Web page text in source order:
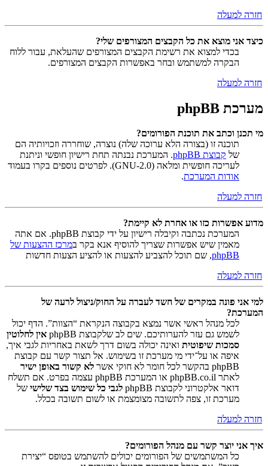
חזרה למעלה
כיצד אני מוצא את כל הקבצים המצורפים שלי?
בכדי למצוא את רשימת הקבצים המצורפים שהעלאת, עבור ללוח
הבקרה למשתמש ובחר באפשרות הקבצים המצורפים.
חזרה למעלה
מערכת phpBB
מי תכנן וכתב את תוכנת הפורומים?
תוכנה זו (בצורה הלא ערוכה שלה) נוצרה, שוחררה וזכויותיה הם
של קבוצת phpBB
. המערכת נבנתה תחת רישיון חופשי וניתנת
לעריכה חופשית ומלאה (GNU-2.0). לפרטים נוספים בקרו בעמוד
אודות המערכת.
חזרה למעלה
מדוע אפשרות כזו או אחרת לא קיימת?
המערכת נכתבה וקיבלה רישיון על ידי קבוצת phpBB. אם אתה
מאמין שיש אפשרות שצריך להוסיף אנא בקר במרכז ההצעות של
phpBB, שם תוכל להצביע להצעות או להציע הצעות חדשות
חזרה למעלה
למי אני פונה במקרים של חשד לעברה על החוק/ניצול לרעה של
המערכת?
לכל מנהל ראשי אשר נמצא בקבוצה הנקראת “הצוות”. הדף יכול
לשמש גם עזר להערותיכם. שים לב שלקבוצת phpBB
אין לחלוטין
סמכות שיפוטית ואינה יכולה בשום דרך לשאת באחריות לגבי איך,
איפה או על־ידי מי מערכת זו בשימוש. אל תצור קשר עם קבוצת
phpBB בהקשר לכל חומר לא חוקי אשר
לא קשור באופן ישיר
לאתר phpBB.co.il או המערכת phpBB עצמה בפרט. אם תשלח
דואר אלקטרוני לקבוצת phpBB
לגבי כל שימוש בצד שלישי של
מערכת זו, צפה לתשובה מצומצמת או לשום תשובה בכלל.
חזרה למעלה
איך אני יוצר קשר עם מנהל הפורומים?
כל המשתמשים של הפורומים יכולים להשתמש בטופס “יצירת